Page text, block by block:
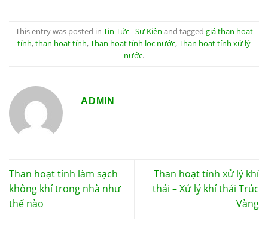
This entry was posted in Tin Tức - Sự Kiện and tagged giá than hoạt
tính,than hoạt tính,Than hoạt tính lọc nước,Than hoạt tính xử lý
nước.
ADMIN
Than hoạt tính làm sạch
không khí trong nhà như
thế nào
Than hoạt tính xử lý khí
thải – Xử lý khí thải Trúc
Vàng